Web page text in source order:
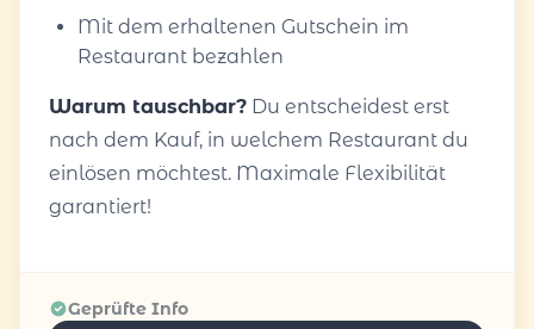
Mit dem erhaltenen Gutschein im
Restaurant bezahlen
Warum tauschbar? Du entscheidest erst
nach dem Kauf, in welchem Restaurant du
einlösen möchtest. Maximale Flexibilität
garantiert!
Geprüfte Info